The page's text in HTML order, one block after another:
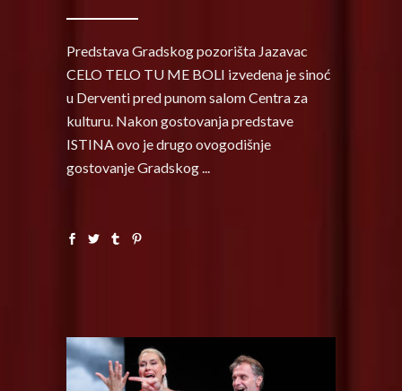
Predstava Gradskog pozorišta Jazavac
CELO TELO TU ME BOLI izvedena je sinoć
u Derventi pred punom salom Centra za
kulturu. Nakon gostovanja predstave
ISTINA ovo je drugo ovogodišnje
gostovanje Gradskog